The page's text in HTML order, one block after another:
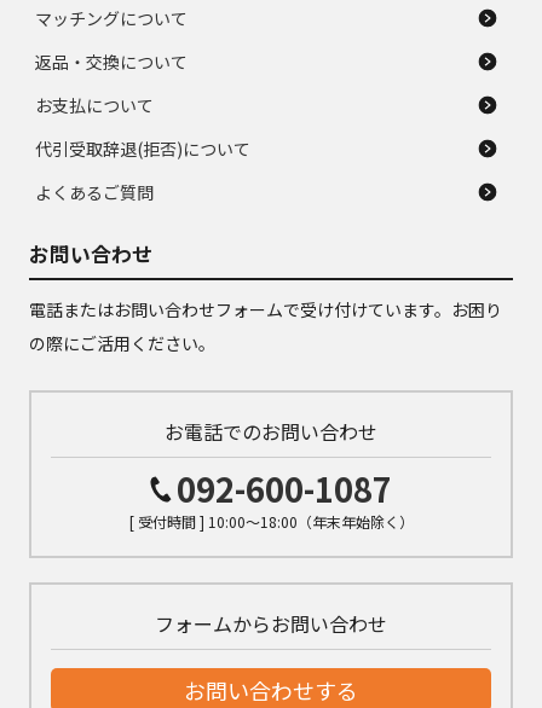
マッチングについて
返品・交換について
お支払について
代引受取辞退(拒否)について
よくあるご質問
お問い合わせ
電話またはお問い合わせフォームで受け付けています。お困り
の際にご活用ください。
お電話でのお問い合わせ
092-600-1087
[ 受付時間 ] 10:00～18:00（年末年始除く）
フォームからお問い合わせ
お問い合わせする